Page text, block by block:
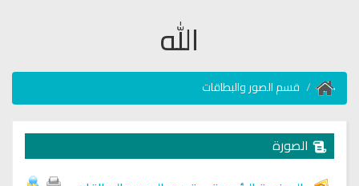
الله
قسم الصور والبطاقات
الصورة